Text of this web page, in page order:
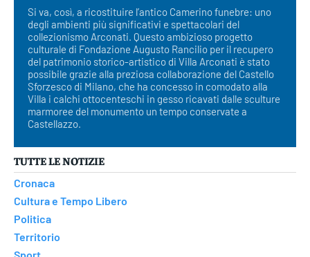
Si va, così, a ricostituire l’antico Camerino funebre: uno
degli ambienti più significativi e spettacolari del
collezionismo Arconati. Questo ambizioso progetto
culturale di Fondazione Augusto Rancilio per il recupero
del patrimonio storico-artistico di Villa Arconati è stato
possibile grazie alla preziosa collaborazione del Castello
Sforzesco di Milano, che ha concesso in comodato alla
Villa i calchi ottocenteschi in gesso ricavati dalle sculture
marmoree del monumento un tempo conservate a
Castellazzo.
TUTTE LE NOTIZIE
Cronaca
Cultura e Tempo Libero
Politica
Territorio